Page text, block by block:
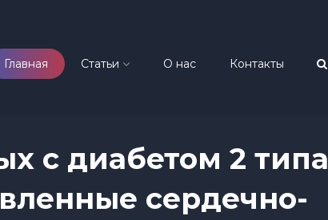
Главная Статьи О нас Контакты
с диабетом 2 типа
сердечно-